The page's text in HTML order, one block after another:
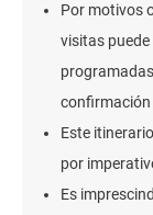
Por motivos
visitas
confirmación
Este
por
Es